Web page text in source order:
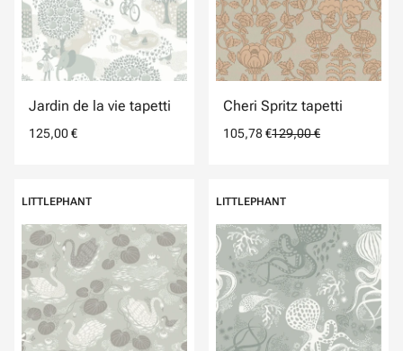
Jardin de la vie tapetti
125,00 €
Cheri Spritz tapetti
105,78 €129,00 €
LITTLEPHANT LITTLEPHANT